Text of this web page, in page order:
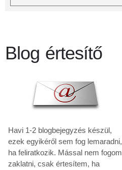
Blog értesítő
Havi 1-2 blogbejegyzés készül,
ezek egyikéről sem fog lemaradni,
ha feliratkozik. Mással nem fogom
zaklatni, csak értesítem, ha